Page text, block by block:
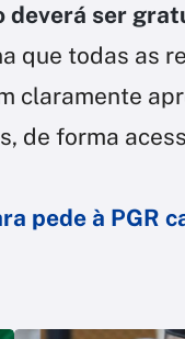
deverá ser
que todas as
claramente
de forma
pede à PGR